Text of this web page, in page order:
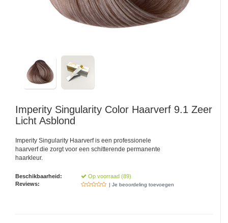
Imperity Singularity Color Haarverf 9.1 Zeer
Licht Asblond
Imperity Singularity Haarverf is een professionele
haarverf die zorgt voor een schitterende permanente
haarkleur.
Beschikbaarheid:
Op voorraad (89)
Reviews:
| Je beoordeling toevoegen